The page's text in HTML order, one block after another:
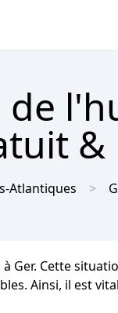
de
Atlantiques
Ger. Cette
Ainsi, il est